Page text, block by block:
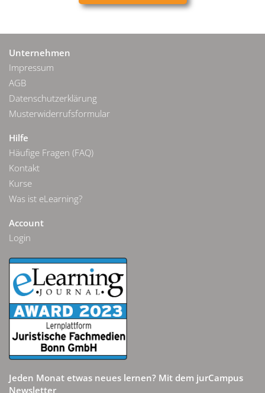
Unternehmen
Impressum
AGB
Datenschutzerklärung
Musterwiderrufsformular
Hilfe
Häufige Fragen (FAQ)
Kontakt
Kurse
Was ist eLearning?
Account
Login
Jeden Monat etwas neues lernen? Mit dem jurCampus